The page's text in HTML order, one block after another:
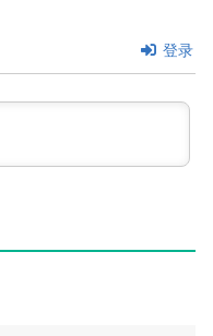
登录